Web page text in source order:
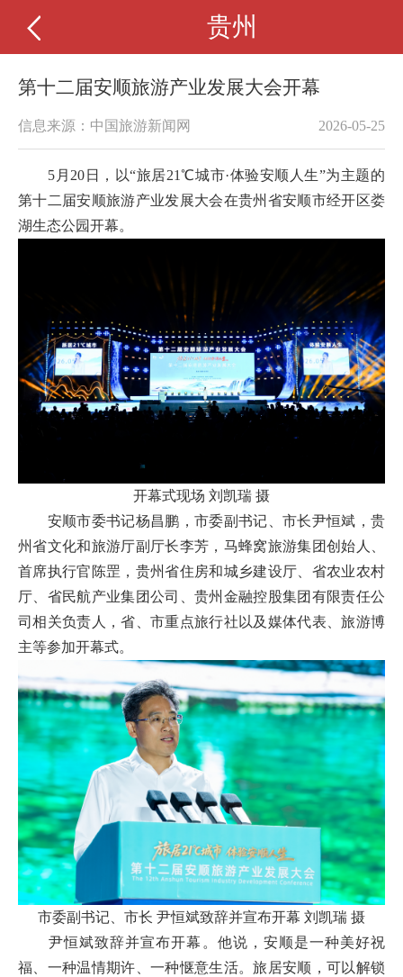
贵州
第十二届安顺旅游产业发展大会开幕
信息来源：中国旅游新闻网 2026-05-25
5月20日，以“旅居21℃城市·体验安顺人生”为主题的
第十二届安顺旅游产业发展大会在贵州省安顺市经开区娄
湖生态公园开幕。
开幕式现场 刘凯瑞 摄
安顺市委书记杨昌鹏，市委副书记、市长尹恒斌，贵
州省文化和旅游厅副厅长李芳，马蜂窝旅游集团创始人、
首席执行官陈罡，贵州省住房和城乡建设厅、省农业农村
厅、省民航产业集团公司、贵州金融控股集团有限责任公
司相关负责人，省、市重点旅行社以及媒体代表、旅游博
主等参加开幕式。
市委副书记、市长 尹恒斌致辞并宣布开幕 刘凯瑞 摄
尹恒斌致辞并宣布开幕。他说，安顺是一种美好祝
福、一种温情期许、一种惬意生活。旅居安顺，可以解锁